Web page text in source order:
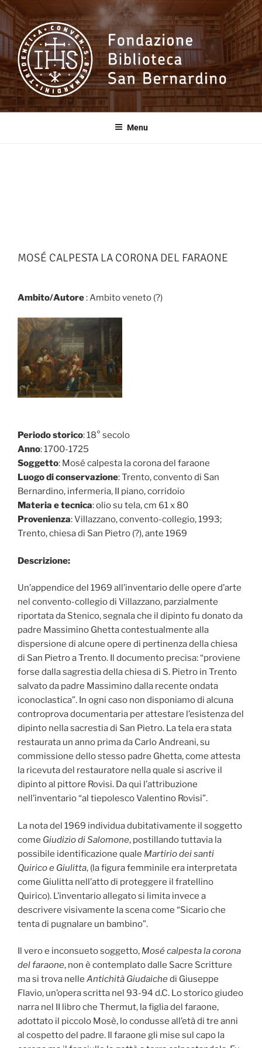
Salta
contenuto
Fondazione
Biblioteca SanMenu
MOSÉ CALPESTA LA CORONA DEL FARAONE
Ambito/Autore: Ambito veneto (?)
Periodo storico: 18° secolo
Anno: 1700-1725
Soggetto: Mosé calpesta la corona del faraone
Luogo di conservazione: Trento, convento di San
Bernardino, infermeria, II piano, corridoio
Materia e tecnica: olio su tela, cm 61 x 80
Provenienza: Villazzano, convento-collegio, 1993;
Trento, chiesa di San Pietro (?), ante 1969
Descrizione:
Un’appendice del 1969 all’inventario delle opere d’arte
nel convento-collegio di Villazzano, parzialmente
riportata da Stenico, segnala che il dipinto fu donato da
padre Massimino Ghetta contestualmente alla
dispersione di alcune opere di pertinenza della chiesa
di San Pietro a Trento. Il documento precisa: “proviene
forse dalla sagrestia della chiesa di S. Pietro in Trento
salvato da padre Massimino dalla recente ondata
iconoclastica”. In ogni caso non disponiamo di alcuna
controprova documentaria per attestare l’esistenza del
dipinto nella sacrestia di San Pietro. La tela era stata
restaurata un anno prima da Carlo Andreani, su
commissione dello stesso padre Ghetta, come attesta
la ricevuta del restauratore nella quale si ascrive il
dipinto al pittore Rovisi. Da qui l’attribuzione
nell’inventario “al tiepolesco Valentino Rovisi”.
La nota del 1969 individua dubitativamente il soggetto
come Giudizio di Salomone, postillando tuttavia la
possibile identificazione quale Martirio dei santi
Quirico e Giulitta, (la figura femminile era interpretata
come Giulitta nell’atto di proteggere il fratellino
Quirico). L’inventario allegato si limita invece a
descrivere visivamente la scena come “Sicario che
tenta di pugnalare un bambino”.
Il vero e inconsueto soggetto, Mosé calpesta la corona
del faraone, non è contemplato dalle Sacre Scritture
ma si trova nelle Antichità Giudaichedi Giuseppe
Flavio, un’opera scritta nel 93-94 d.C. Lo storico giudeo
narra nel II libro che Thermut, la figlia del faraone,
adottato il piccolo Mosè, lo condusse all’età di tre anni
al cospetto del padre. Il faraone gli mise sul capo la